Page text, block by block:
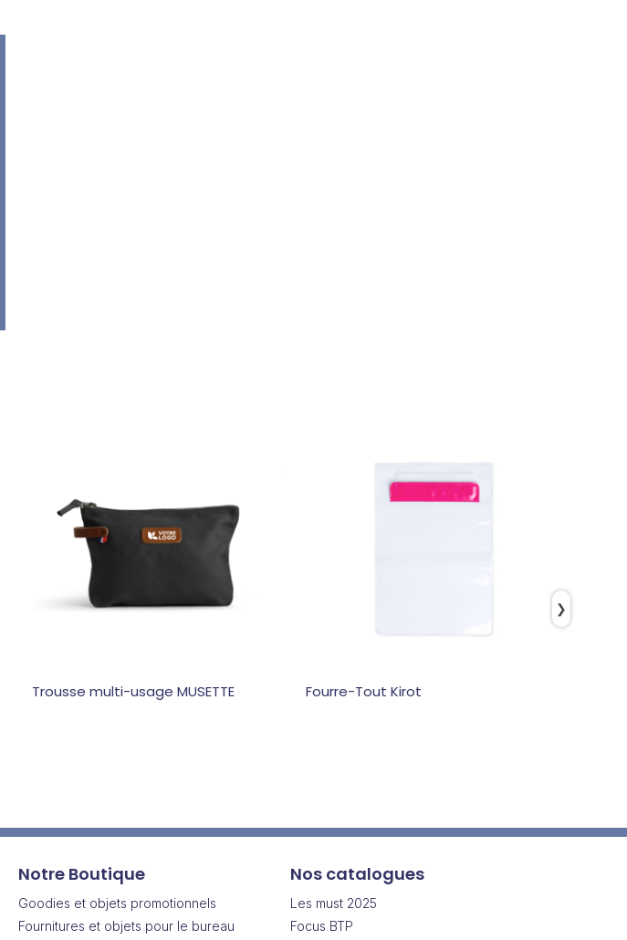
Trousse multi-usage MUSETTE Fourre-Tout Kirot
❯
Notre Boutique
Goodies et objets promotionnels
Fournitures et objets pour le bureau
Nos catalogues
Les must 2025
Focus BTP